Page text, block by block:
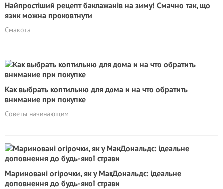
Найпростіший рецепт баклажанів на зиму! Смачно так, що
язик можна проковтнути
Смакота
Как выбрать коптильню для дома и на что обратить
внимание при покупке
Cоветы начинающим
Мариновані огірочки, як у МакДональдс: ідеальне
доповнення до будь-якої страви